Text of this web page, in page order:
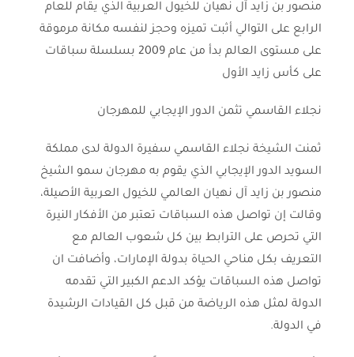
منصور بن زايد آل نهيان للخيول العربية الذي يقام للعام
الرابع على التوالي أثبت تميزه وحجز لنفسه مكانة مرموقة
على مستوى العالم بدأ من عام 2009 بسلسلة سباقات
على كأس زايد الأول
نجلاء القاسمي تثمن الدور الإيجابي للمهرجان
ثمنت الشيخة نجلاء القاسمي سفيرة الدولة لدى مملكة
السويد الدور الإيجابي الذي يقوم به مهرجان سمو الشيخ
منصور بن زايد آل نهيان العالمي للخيول العربية الأصيلة،
وقالت إن تواصل هذه السباقات تعتبر من الأفكار النيرة
التي تحرص على الترابط بين كل شعوب العالم مع
التعريف بكل مناحي الحياة بدولة الإمارات، وأضافت ان
تواصل هذه السباقات يؤكد الدعم الكبير التي تقدمه
الدولة لمثل هذه الرياضة من قبل كل القيادات الرشيدة
في الدولة.